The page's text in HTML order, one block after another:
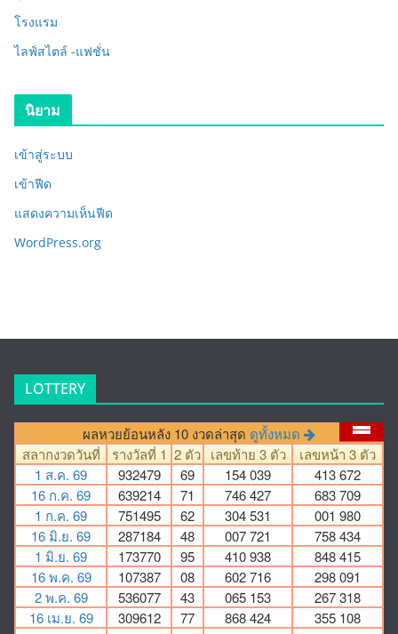
โรงแรม
ไลฟ์สไตล์ -แฟชั่น
นิยาม
เข้าสู่ระบบ
เข้าฟีด
แสดงความเห็นฟีด
WordPress.org
LOTTERY